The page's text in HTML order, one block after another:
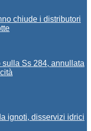
chiude i distributori
Ss 284, annullata
ignoti, disservizi idrici